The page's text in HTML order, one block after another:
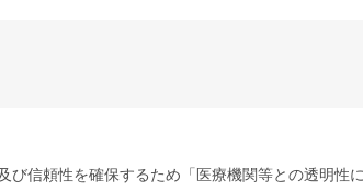
信頼性を確保するため「医療機関等との透明性